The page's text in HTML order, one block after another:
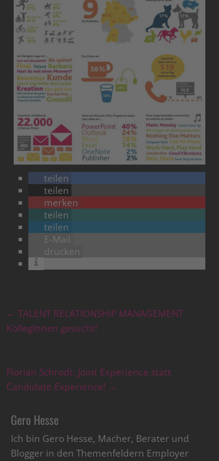
teilen
teilen
merken
teilen
teilen
E-Mail
drucken
← TALENT RELATIONSHIP MANAGEMENT
KollegInnen gesucht!
Florian Schrodt: Joint Experience statt
Candidate Experience! →
Gero Hesse
Ich bin Gero Hesse, Macher, Berater und
Blogger in den Themenfeldern Employer